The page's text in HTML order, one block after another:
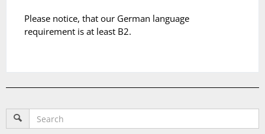
Please notice, that our German language
requirement is at least B2.